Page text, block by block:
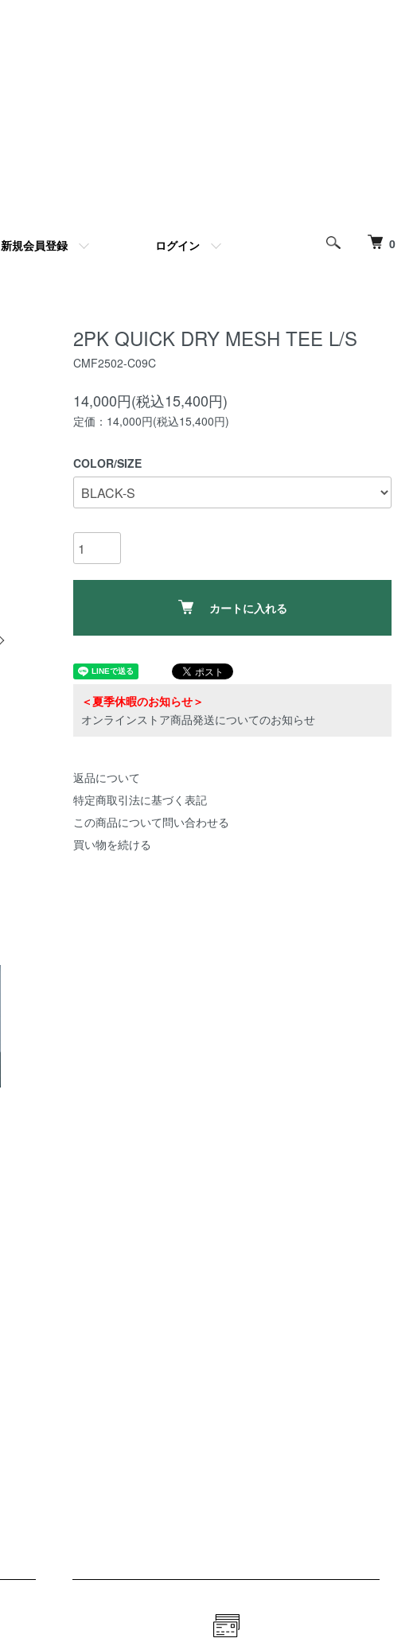
0
新規会員登録 ログイン
2PK QUICK DRY MESH TEE L/S
CMF2502-C09C
14,000円(税込15,400円)
定価：14,000円(税込15,400円)
COLOR/SIZE
カートに入れる
＜夏季休暇のお知らせ＞
オンラインストア商品発送についてのお知らせ
返品について
特定商取引法に基づく表記
この商品について問い合わせる
買い物を続ける